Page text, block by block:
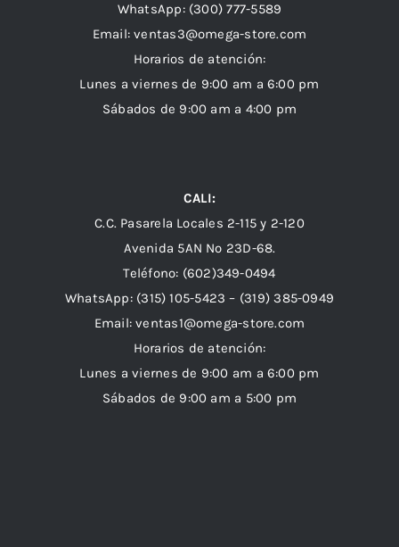
WhatsApp: (300) 777-5589
Email: ventas3@omega-store.com
Horarios de atención:
Lunes a viernes de 9:00 am a 6:00 pm
Sábados de 9:00 am a 4:00 pm
CALI:
C.C. Pasarela Locales 2-115 y 2-120
Avenida 5AN Nº 23D-68.
Teléfono: (602)349-0494
WhatsApp: (315) 105-5423 – (319) 385-0949
Email:ventas1@omega-store.com
Horarios de atención:
Lunes a viernes de 9:00 am a 6:00 pm
Sábados de 9:00 am a 5:00 pm